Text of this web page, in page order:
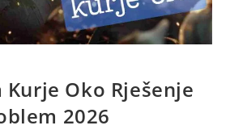
Oko Rješenje
2026